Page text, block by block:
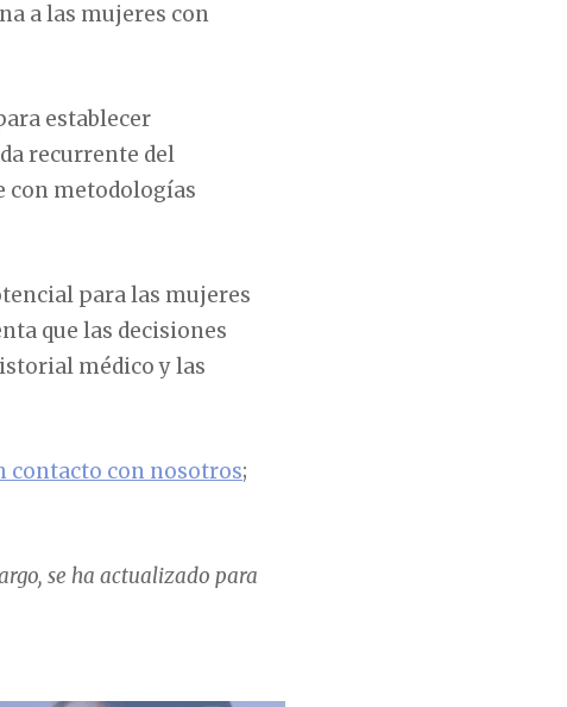
a las mujeres con
establecer
recurrente del
con metodologías
para las mujeres
que las decisiones
médico y las
contacto con nosotros;
se ha actualizado para